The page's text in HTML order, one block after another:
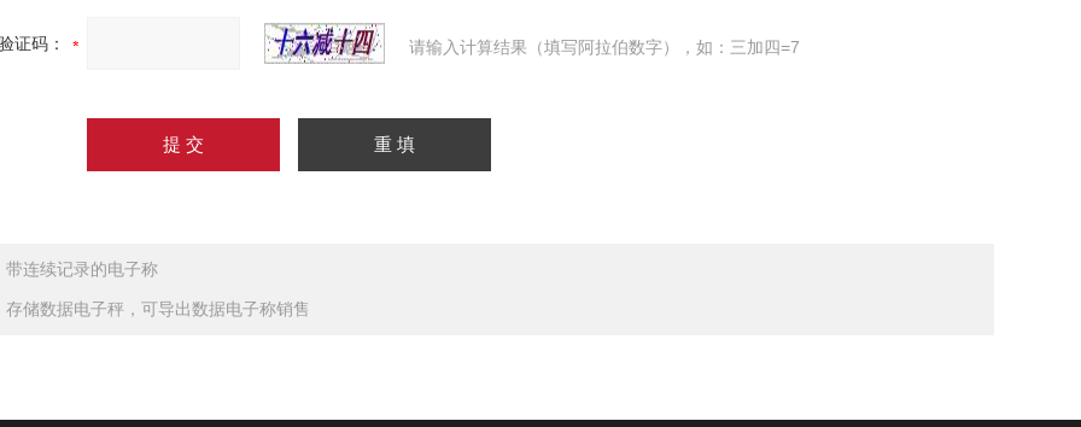
证码： 请输入计算结果（填写阿拉伯数字），如：三加四=7
带连续记录的电子称
存储数据电子秤，可导出数据电子称销售